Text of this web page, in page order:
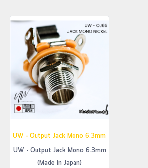
UW - Output Jack Mono 6.3mm (Made In Japan)
UW - Output Jack Mono 6.3mm
(Made In Japan)